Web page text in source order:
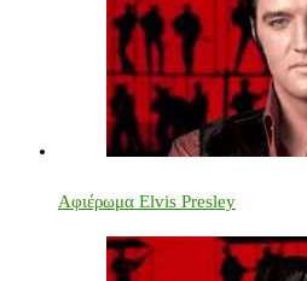
Αφιέρωμα Elvis Presley